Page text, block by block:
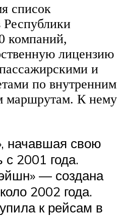
список
Республики
компаний,
лицензию
и
по внутренним
маршрутам. К нему
начавшая свою
с 2001 года.
— создана
2002 года.
к рейсам в